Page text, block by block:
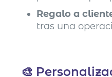
Regalo a
tras una
🎨